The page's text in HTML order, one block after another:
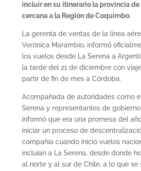
incluir en su itinerario la provincia de
cercana a la Región de Coquimbo.
La gerenta de ventas de la línea
Verónica Marambio, informó
los vuelos desde La Serena a
la tarde del 21 de diciembre con
partir de fin de mes a Córdoba.
Acompañada de autoridades como
Serena y representantes de
informó que era una promesa del
iniciar un proceso de
compañía cuando inició vuelos
incluían a La Serena, desde donde
al norte y al sur de Chile, a lo que se